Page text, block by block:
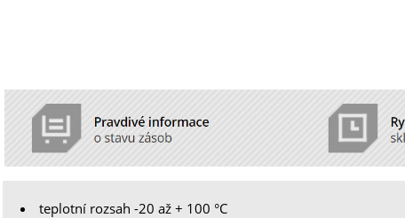
teplotní rozsah -20 až + 100 °C